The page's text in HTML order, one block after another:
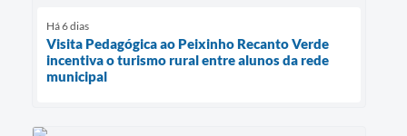
Há 6 dias
Visita Pedagógica ao Peixinho Recanto Verde
incentiva o turismo rural entre alunos da rede
municipal